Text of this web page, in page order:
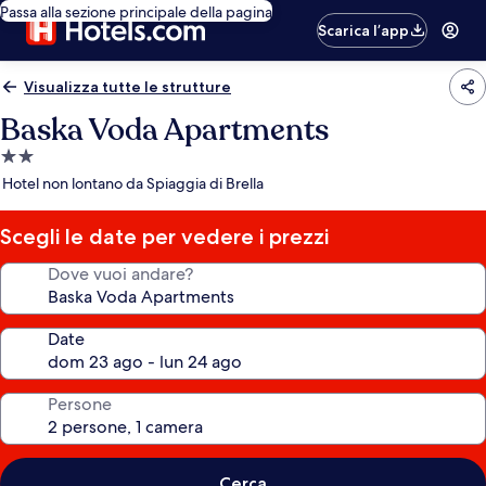
Passa alla sezione principale della pagina
Scarica l’app
Visualizza tutte le strutture
Baska Voda Apartments
Struttura
a
stelle
Hotel non lontano da Spiaggia di Brella
Scegli le date per vedere i prezzi
Dove vuoi andare?
Date
Persone